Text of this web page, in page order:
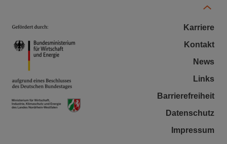
Karriere
Kontakt
News
Links
Barrierefreiheit
Datenschutz
Impressum